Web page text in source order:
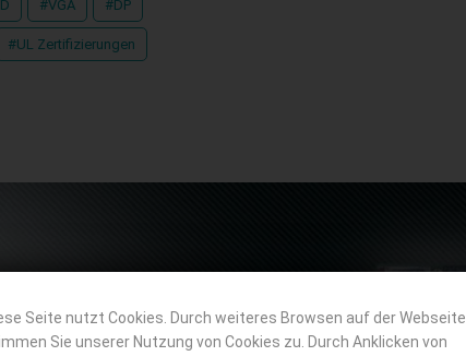
#VGA #DP
#UL Zertifizierungen
Seite nutzt Cookies. Durch weiteres Browsen auf der Webseite
Sie unserer Nutzung von Cookies zu. Durch Anklicken von